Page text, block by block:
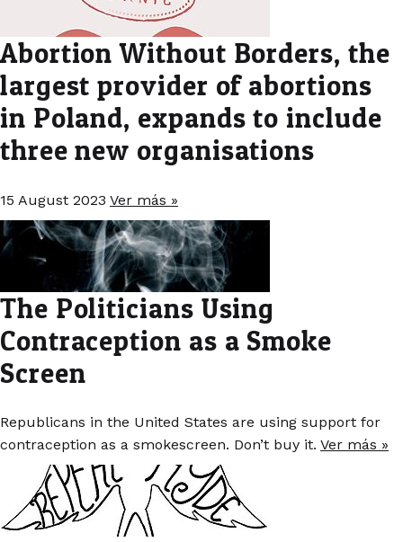
Abortion Without Borders, the
largest provider of abortions
in Poland, expands to include
three new organisations
15 August 2023 Ver más »
The Politicians Using
Contraception as a Smoke
Screen
Republicans in the United States are using support for
contraception as a smokescreen. Don’t buy it. Ver más »